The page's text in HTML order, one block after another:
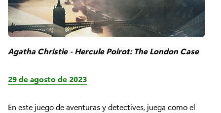
Agatha Christie - Hercule Poirot: The London Case
29 de agosto de 2023
En este juego de aventuras y detectives, juega como el